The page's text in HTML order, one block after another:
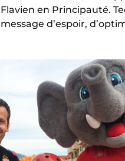
Flavien en Principauté.
message d’espoir,